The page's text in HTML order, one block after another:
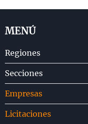
MENÚ
Regiones
Secciones
Empresas
Licitaciones